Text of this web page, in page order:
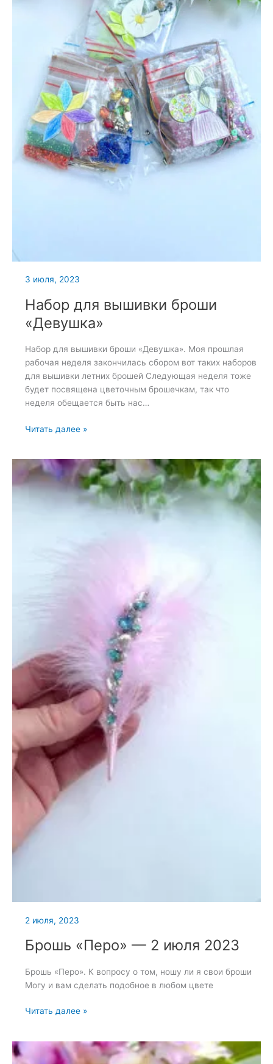
3 июля, 2023
Набор для вышивки броши
«Девушка»
Набор для вышивки броши «Девушка». Моя прошлая
рабочая неделя закончилась сбором вот таких наборов
для вышивки летних брошей Следующая неделя тоже
будет посвящена цветочным брошечкам, так что
неделя обещается быть нас…
Набор
броши
«Девушка»
Читать далее »
2 июля, 2023
Брошь «Перо» — 2 июля 2023
Брошь «Перо». К вопросу о том, ношу ли я свои броши
Могу и вам сделать подобное в любом цвете
Брошь
Читать далее »